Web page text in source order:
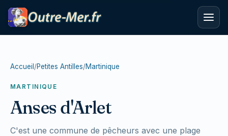
Accueil /Petites Antilles/Martinique
MARTINIQUE
Anses d'Arlet
C'est une commune de pêcheurs avec une plage